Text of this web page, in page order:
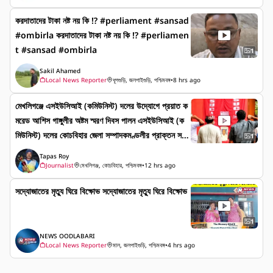
করদাতাদের টাকা নষ্ট নয় কি ⁉️ #perliament #sansad
#ombirla করদাতাদের টাকা নষ্ট নয় কি ⁉️ #perliamen
t #sansad #ombirla
1
Sakil Ahamed
Local News Reporter
ধূপগুড়ি, জলপাইগুড়ি, পশ্চিমবঙ্গ•8 hrs ago
মেখলিগঞ্জে এসইউসিআই (কমিউনিস্ট) দলের উদ্যোগে প্রয়াত ক
মরেড আশিস গাঙ্গুলীর অষ্টম স্মরণ দিবস পালন এসইউসিআই (ক
মিউনিস্ট) দলের কোচবিহার জেলা সম্পাদকমণ্ডলীর প্রাক্তন সদ
স্য প্রয়াত কমরেড আশিস গাঙ্গুলীর অষ্টম স্মরণ দিবস শুক্রবার
পালন করল দলের মেখলিগঞ্জ লোকাল কমিটি। দলীয় কার্যালয়ের সাম
নে তাঁর প্রতিকৃতিতে মাল্যদান ও পুষ্পার্ঘ্য অর্পণ করে শ্রদ্ধা
জানান সংগঠনের প্রবীণ সদস্য কমরেড বীরেন রায়, ভূপেন বর্মন-স
মেখলিগঞ্জ ব্লকে সংগঠন গড়ে তোলার ক্ষেত্রে আশিস গাঙ্গুলীর
গুরুত্বপূর্ণ ভূমিকা, ত্যাগ, নিষ্ঠা ও কর্মজীবনের বিভিন্ন দিক স্মরণ
1
Tapas Roy
Journalist
মেখলিগঞ্জ, কোচবিহার, পশ্চিমবঙ্গ•12 hrs ago
সদ্যোজাতের মৃত্যু ঘিরে বিক্ষোভ সদ্যোজাতের মৃত্যু ঘিরে বিক্ষোভ
1
NEWS OODLABARI
Local News Reporter
মাল, জলপাইগুড়ি, পশ্চিমবঙ্গ•4 hrs ago